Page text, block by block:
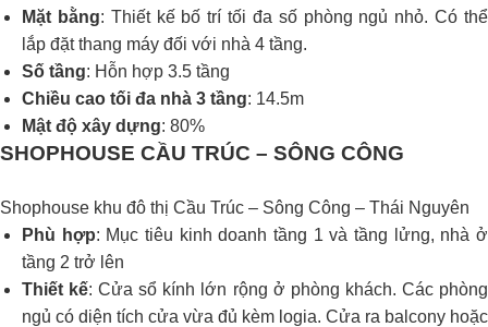
Mặt bằng: Thiết kế bố trí tối đa số phòng ngủ nhỏ. Có thể
lắp đặt thang máy đối với nhà 4 tầng.
Số tầng: Hỗn hợp 3.5 tầng
Chiều cao tối đa nhà 3 tầng: 14.5m
Mật độ xây dựng: 80%
SHOPHOUSE CẦU TRÚC – SÔNG CÔNG
Shophouse khu đô thị Cầu Trúc – Sông Công – Thái Nguyên
Phù hợp: Mục tiêu kinh doanh tầng 1 và tầng lửng, nhà ở
tầng 2 trở lên
Thiết kế: Cửa sổ kính lớn rộng ở phòng khách. Các phòng
ngủ có diện tích cửa vừa đủ kèm logia. Cửa ra balcony hoặc